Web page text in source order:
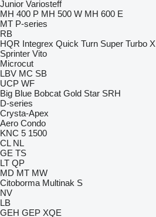
Junior Variosteff
MH 400 P MH 500 W MH 600 E
MT P-series
RB
HQR Integrex Quick Turn Super Turbo X
Sprinter Vito
Microcut
LBV MC SB
UCP WF
Big Blue Bobcat Gold Star SRH
D-series
Crysta-Apex
Aero Condo
KNC 5 1500
CL NL
GE TS
LT QP
MD MT MW
Citoborma Multinak S
NV
LB
GEH GEP XQE